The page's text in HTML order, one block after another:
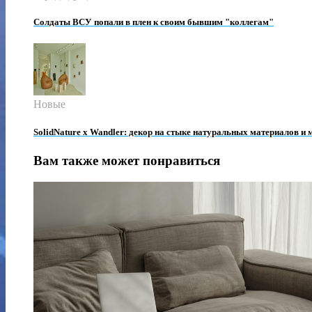
Солдаты ВСУ попали в плен к своим бывшим "коллегам"
Новые
SolidNature х Wandler: декор на стыке натуральных материалов и
Вам также может понравиться